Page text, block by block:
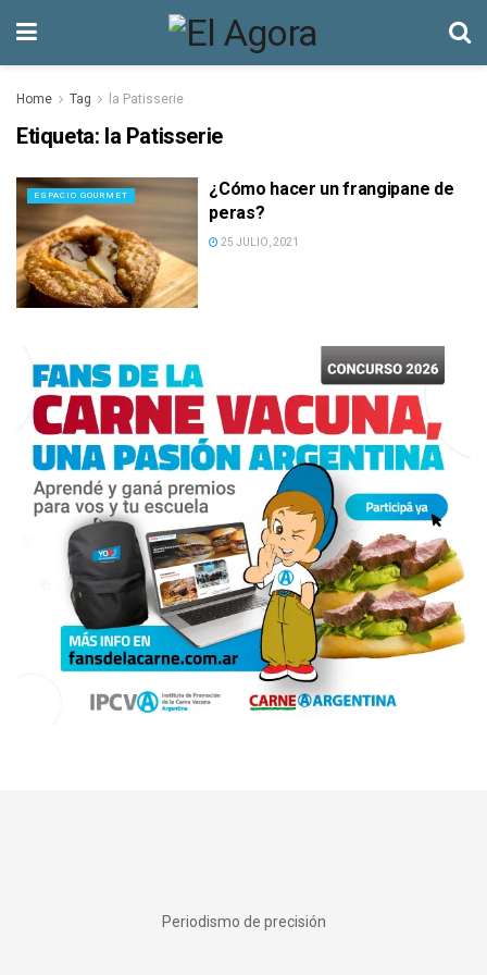
Home Tag la Patisserie
Etiqueta: la Patisserie
ESPACIO GOURMET
¿Cómo hacer un frangipane de
peras?
25 JULIO, 2021
Periodismo de precisión